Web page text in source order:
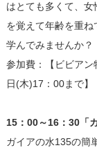
はとても多くて、
を覚えて年齢を重
学んでみませんか？
参加費：【ビビア
日(木)17：00まで】
15：00～16：30「
ガイアの水135の簡